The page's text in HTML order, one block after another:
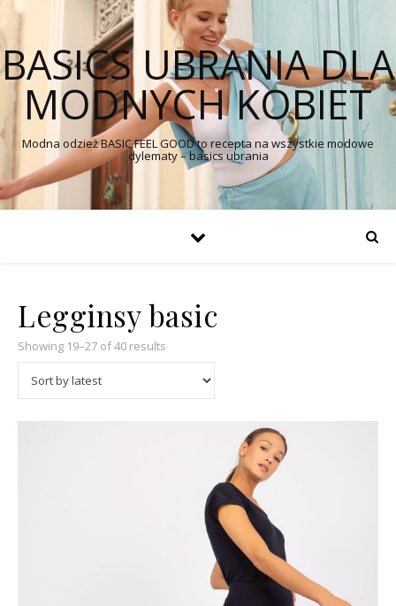
BASICS UBRANIA DLA
MODNYCH KOBIET
Modna odzież BASIC FEEL GOOD to recepta na wszystkie modowe
dylematy – basics ubrania
Legginsy basic
Showing 19–27 of 40 results